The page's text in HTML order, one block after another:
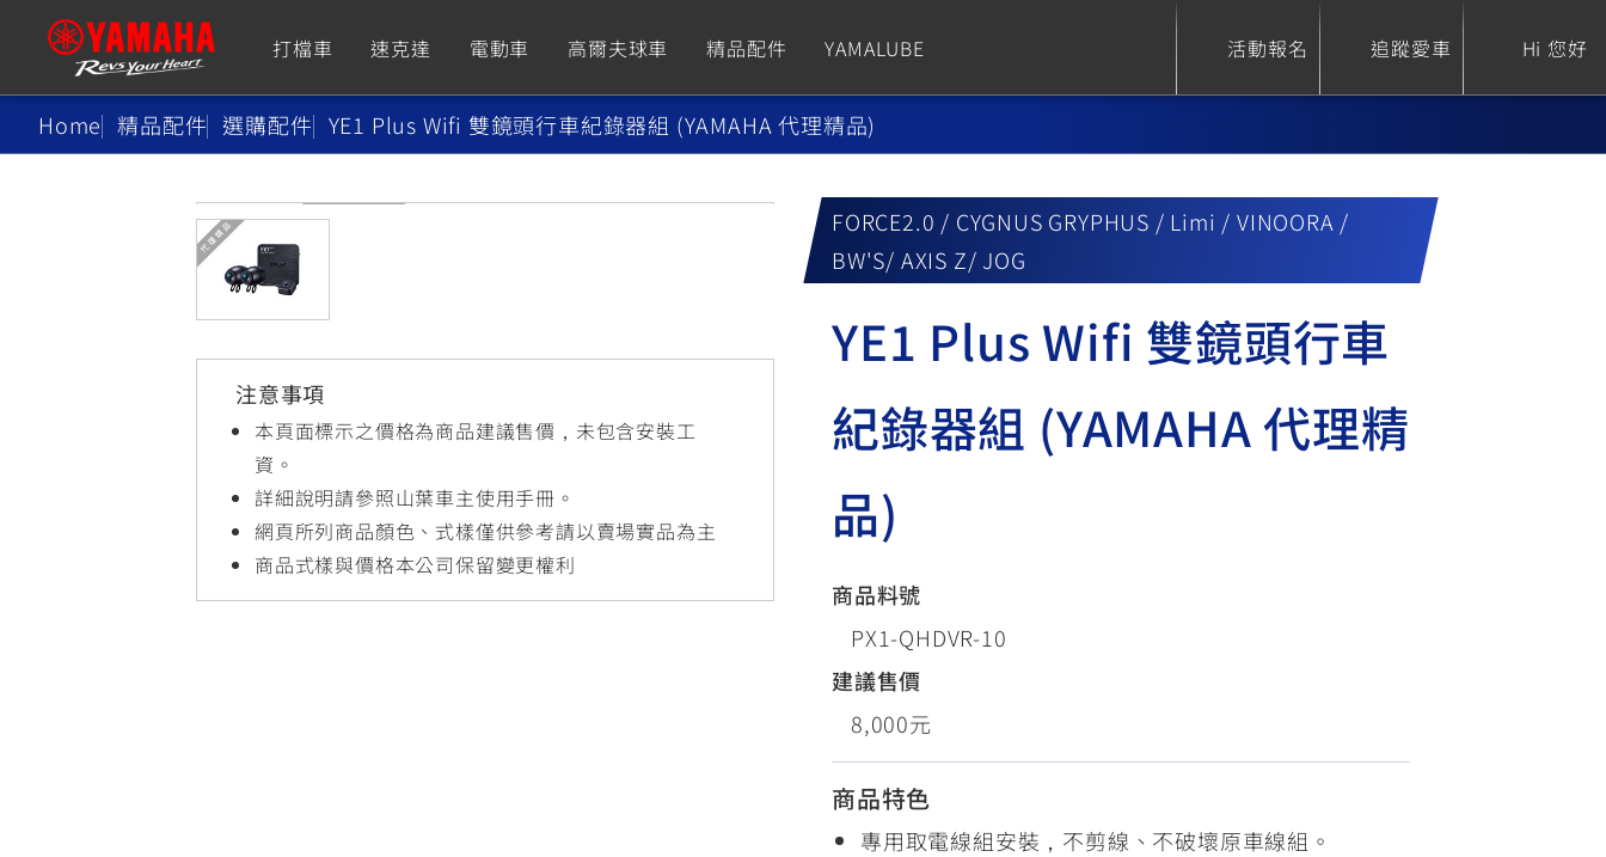
打檔車 速克達 電動車 高爾夫球車 精品配件 YAMALUBE 活動報名 追蹤愛車 Hi 您好
依風格
Super Sport Sport Heritage
550+
YZF-R7
YZF-R3
MT-09
550+
MT-07 Y-AMT MT-07
550+
XSR 700
550+
XSR 155
150
依風格
Premium Fashion Adventure Family
TMAX
550+
XMAX
NMAX
CYGNUS X
FORCE 2.0
Limi
Vinoora
BW'S
125
PW50
50
AXIS Z / Zii
125
JOG
125
2.5 kw
追蹤愛車
瀏覽紀錄
Home 精品配件 選購配件 YE1 Plus Wifi 雙鏡頭行車紀錄器組 (YAMAHA 代理精品)
注意事項
本頁面標示之價格為商品建議售價，未包含安裝工
資。
詳細說明請參照山葉車主使用手冊。
網頁所列商品顏色、式樣僅供參考請以賣場實品為主
商品式樣與價格本公司保留變更權利
FORCE2.0 / CYGNUS GRYPHUS / Limi / VINOORA /
BW'S/ AXIS Z/ JOG
YE1 Plus Wifi 雙鏡頭行車
紀錄器組 (YAMAHA 代理精
品)
商品料號
PX1-QHDVR-10
建議售價
8,000元
商品特色
專用取電線組安裝，不剪線、不破壞原車線組。